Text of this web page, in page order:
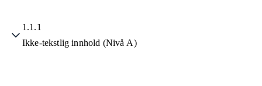
1.1.1
Ikke-tekstlig innhold (Nivå A)